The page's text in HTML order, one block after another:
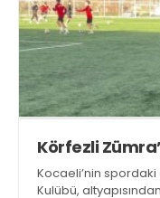
Körfezli
Kocaeli’nin
Kulübü,